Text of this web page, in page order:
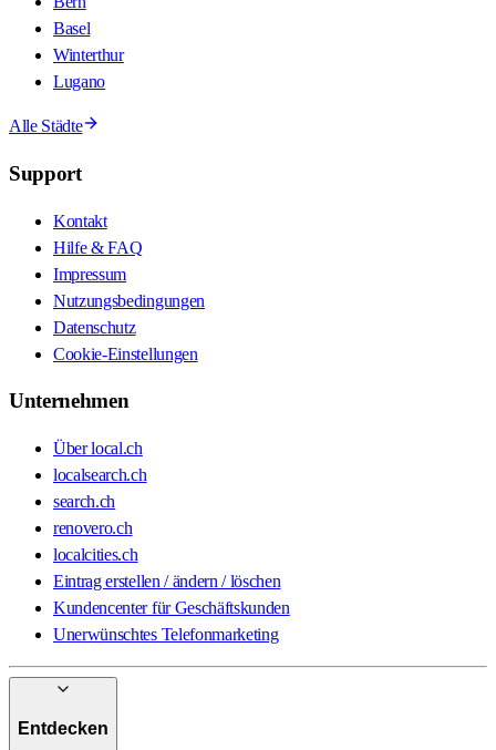
Basel
Winterthur
Lugano
Alle Städte
Support
Kontakt
Hilfe & FAQ
Impressum
Nutzungsbedingungen
Datenschutz
Cookie-Einstellungen
Unternehmen
Über local.ch
localsearch.ch
search.ch
renovero.ch
localcities.ch
Eintrag erstellen / ändern / löschen
Kundencenter für Geschäftskunden
Unerwünschtes Telefonmarketing
Entdecken